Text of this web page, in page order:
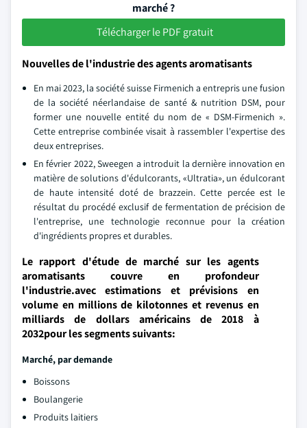
marché ?
Télécharger le PDF gratuit
Nouvelles de l'industrie des agents aromatisants
En mai 2023, la société suisse Firmenich a entrepris une fusion
de la société néerlandaise de santé & nutrition DSM, pour
former une nouvelle entité du nom de « DSM-Firmenich ».
Cette entreprise combinée visait à rassembler l'expertise des
deux entreprises.
En février 2022, Sweegen a introduit la dernière innovation en
matière de solutions d'édulcorants, «Ultratia», un édulcorant
de haute intensité doté de brazzein. Cette percée est le
résultat du procédé exclusif de fermentation de précision de
l'entreprise, une technologie reconnue pour la création
d'ingrédients propres et durables.
Le rapport d'étude de marché sur les agents
aromatisants couvre en profondeur
l'industrie.avec estimations et prévisions en
volume en millions de kilotonnes et revenus en
milliards de dollars américains de 2018 à
2032pour les segments suivants:
Marché, par demande
Boissons
Boulangerie
Produits laitiers